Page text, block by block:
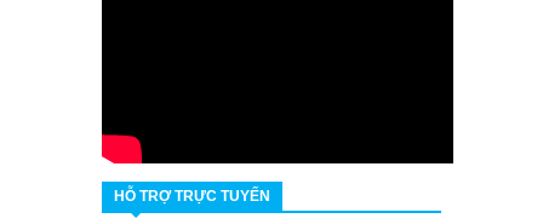
HỖ TRỢ TRỰC TUYẾN